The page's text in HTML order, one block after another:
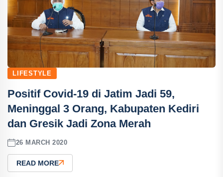
LIFESTYLE
Positif Covid-19 di Jatim Jadi 59,
Meninggal 3 Orang, Kabupaten Kediri
dan Gresik Jadi Zona Merah
26 MARCH 2020
READ MORE